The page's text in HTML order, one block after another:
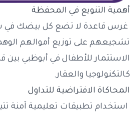
أهمية التنويع في المحفظة
غرس قاعدة لا تضع كل بيضك في
تشجيعهم على توزيع أموالهم
الاستثمار للأطفال في أبوظبي
كالتكنولوجيا والعقار.
المحاكاة الافتراضية للتداول
استخدام تطبيقات تعليمية آمنة